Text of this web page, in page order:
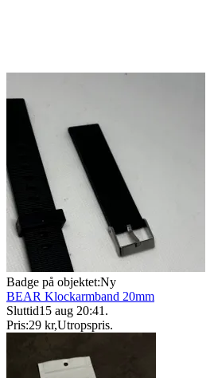
Badge på objektet:Ny
BEAR Klockarmband 20mm
Sluttid15 aug 20:41 .
Pris:29 kr,Utropspris.